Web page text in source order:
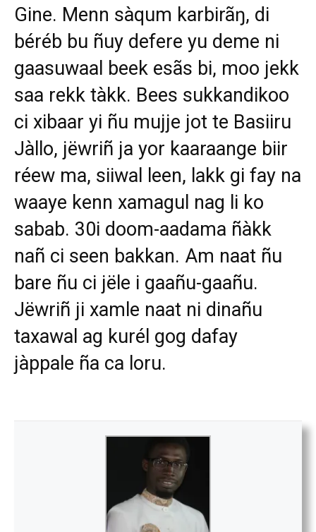
Gine. Menn sàqum karbirãŋ, di
béréb bu ñuy defere yu deme ni
gaasuwaal beek esãs bi, moo jekk
saa rekk tàkk. Bees sukkandikoo
ci xibaar yi ñu mujje jot te Basiiru
Jàllo, jëwriñ ja yor kaaraange biir
réew ma, siiwal leen, lakk gi fay na
waaye kenn xamagul nag li ko
sabab. 30i doom-aadama ñàkk
nañ ci seen bakkan. Am naat ñu
bare ñu ci jële i gaañu-gaañu.
Jëwriñ ji xamle naat ni dinañu
taxawal ag kurél gog dafay
jàppale ña ca loru.